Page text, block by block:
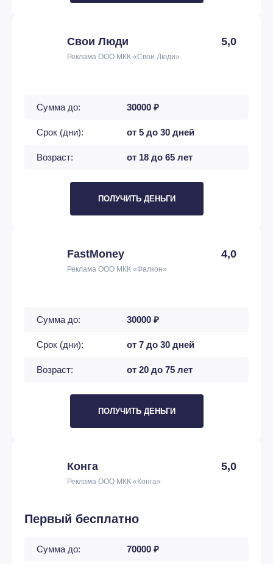
Свои Люди 5,0
Реклама ООО МКК «Свои Люди»
Сумма до: 30000 ₽
Срок (дни): от 5 до 30 дней
Возраст: от 18 до 65 лет
ПОЛУЧИТЬ ДЕНЬГИ
FastMoney 4,0
Реклама ООО МКК «Фалкон»
Сумма до: 30000 ₽
Срок (дни): от 7 до 30 дней
Возраст: от 20 до 75 лет
ПОЛУЧИТЬ ДЕНЬГИ
Конга 5,0
Реклама ООО МКК «Конга»
Первый бесплатно
Сумма до: 70000 ₽